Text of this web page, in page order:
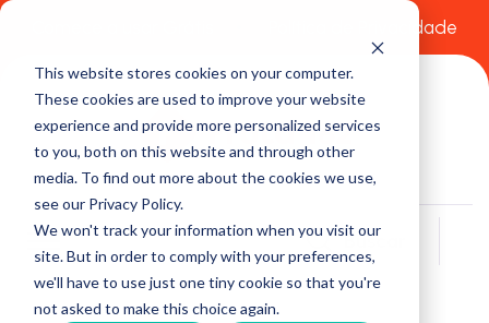
This website stores cookies on your computer.
These cookies are used to improve your website
experience and provide more personalized services
to you, both on this website and through other
media. To find out more about the cookies we use,
see our Privacy Policy.
We won't track your information when you visit our
site. But in order to comply with your preferences,
we'll have to use just one tiny cookie so that you're
not asked to make this choice again.
Política de Privacidade
Buscar